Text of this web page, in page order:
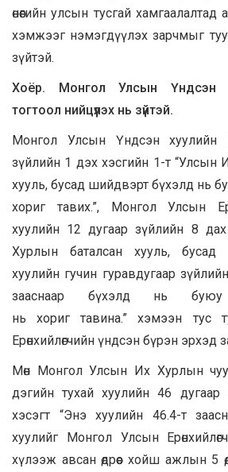
өнөөгийн улсын тусгай
хэмжээг нэмэгдүүлэх зарчмыг
зүйтэй.
Хоёр. Монгол Улсын Үндсэн
тогтоол нийцүүлэх нь зүйтэй.
Монгол Улсын Үндсэн хуулийн
зүйлийн 1 дэх хэсгийн 1-т “Улсын
хууль, бусад шийдвэрт бүхэлд нь
хориг тавих.”, Монгол Улсын
хуулийн 12 дугаар зүйлийн 8
Хурлын баталсан хууль, бусад
хуулийн гучин гуравдугаар
зааснаар бүхэлд нь
нь хориг тавина.” хэмээн тус
Ерөнхийлөгчийн үндсэн бүрэн эрхэд
Мөн Монгол Улсын Их Хурлын
дэгийн тухай хуулийн 46 дугаар
хэсэгт “Энэ хуулийн 46.4-т
хуулийг Монгол Улсын
хүлээж авсан өдрөөс хойш ажлын 5